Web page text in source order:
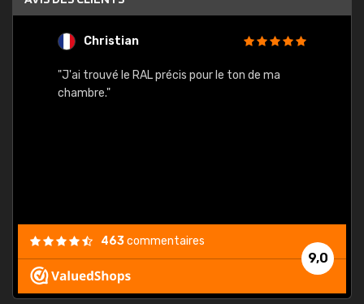
Christian
"J'ai trouvé le RAL précis pour le ton de ma
chambre."
9,0
463commentaires